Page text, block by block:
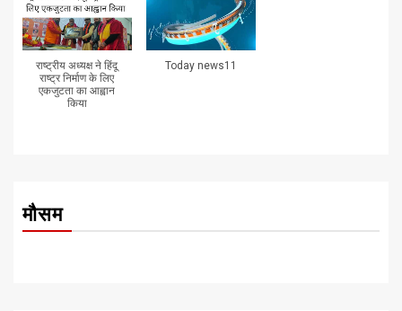
राष्ट्रीय अध्यक्ष ने हिंदू
राष्ट्र निर्माण के लिए
एकजुटता का आह्वान
किया
Today news11
मौसम